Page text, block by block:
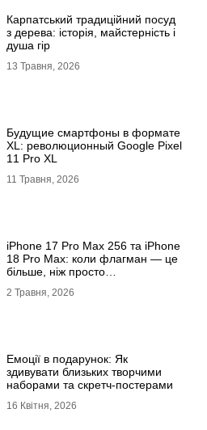
Карпатський традиційний посуд
з дерева: історія, майстерність і
душа гір
13 Травня, 2026
Будущие смартфоны в формате
XL: революционный Google Pixel
11 Pro XL
11 Травня, 2026
iРhone 17 Рro Мax 256 та iРhone
18 Рro Мax: коли флагман — це
більше, ніж просто
2 Травня, 2026
Емоції в подарунок: Як
здивувати близьких творчими
наборами та скретч-постерами
16 Квітня, 2026